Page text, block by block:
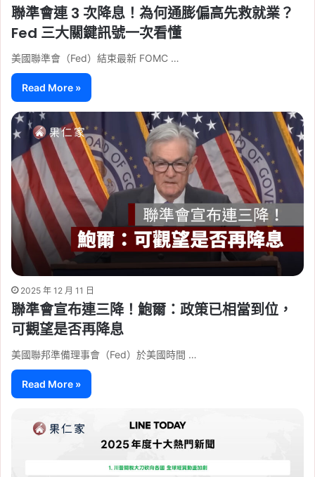
聯準會連 3 次降息！為何通膨偏高先救就業？
Fed 三大關鍵訊號一次看懂
美國聯準會（Fed）結束最新 FOMC …
Read More »
2025 年 12 月 11 日
聯準會宣布連三降！鮑爾：政策已相當到位，
可觀望是否再降息
美國聯邦準備理事會（Fed）於美國時間 …
Read More »